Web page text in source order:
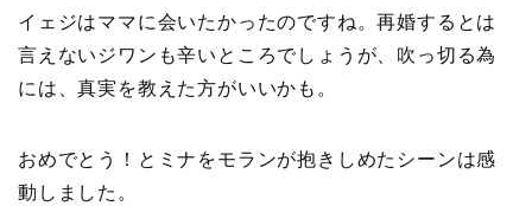
イェジはママに会いたかったのですね。再婚するとは
言えないジワンも辛いところでしょうが、吹っ切る為
には、真実を教えた方がいいかも。
おめでとう！とミナをモランが抱きしめたシーンは感
動しました。